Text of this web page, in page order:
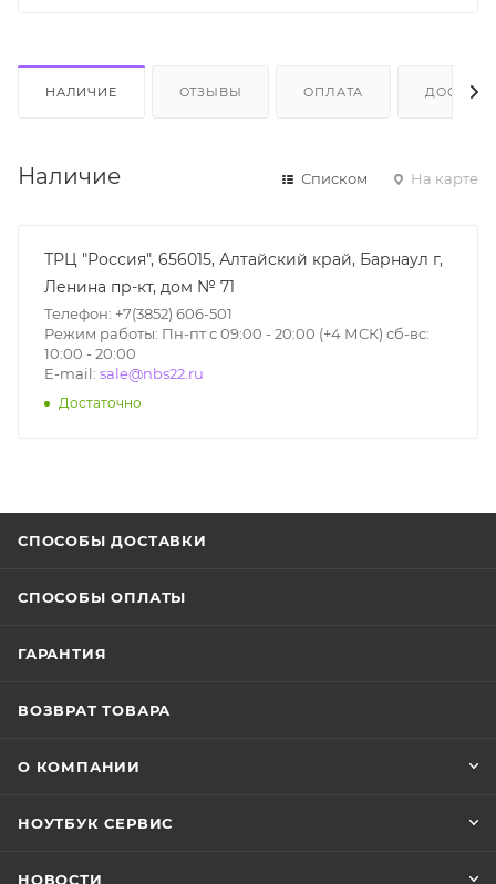
НАЛИЧИЕ ОТЗЫВЫ ОПЛАТА
Наличие Списком На карте
ТРЦ "Россия", 656015, Алтайский край, Барнаул г,
Ленина пр-кт, дом № 71
Телефон: +7(3852) 606-501
Режим работы: Пн-пт с 09:00 - 20:00 (+4 МСК) сб-вс:
10:00 - 20:00
E-mail: sale@nbs22.ru
Достаточно
СПОСОБЫ ДОСТАВКИ
СПОСОБЫ ОПЛАТЫ
ГАРАНТИЯ
ВОЗВРАТ ТОВАРА
О КОМПАНИИ
НОУТБУК СЕРВИС
НОВОСТИ